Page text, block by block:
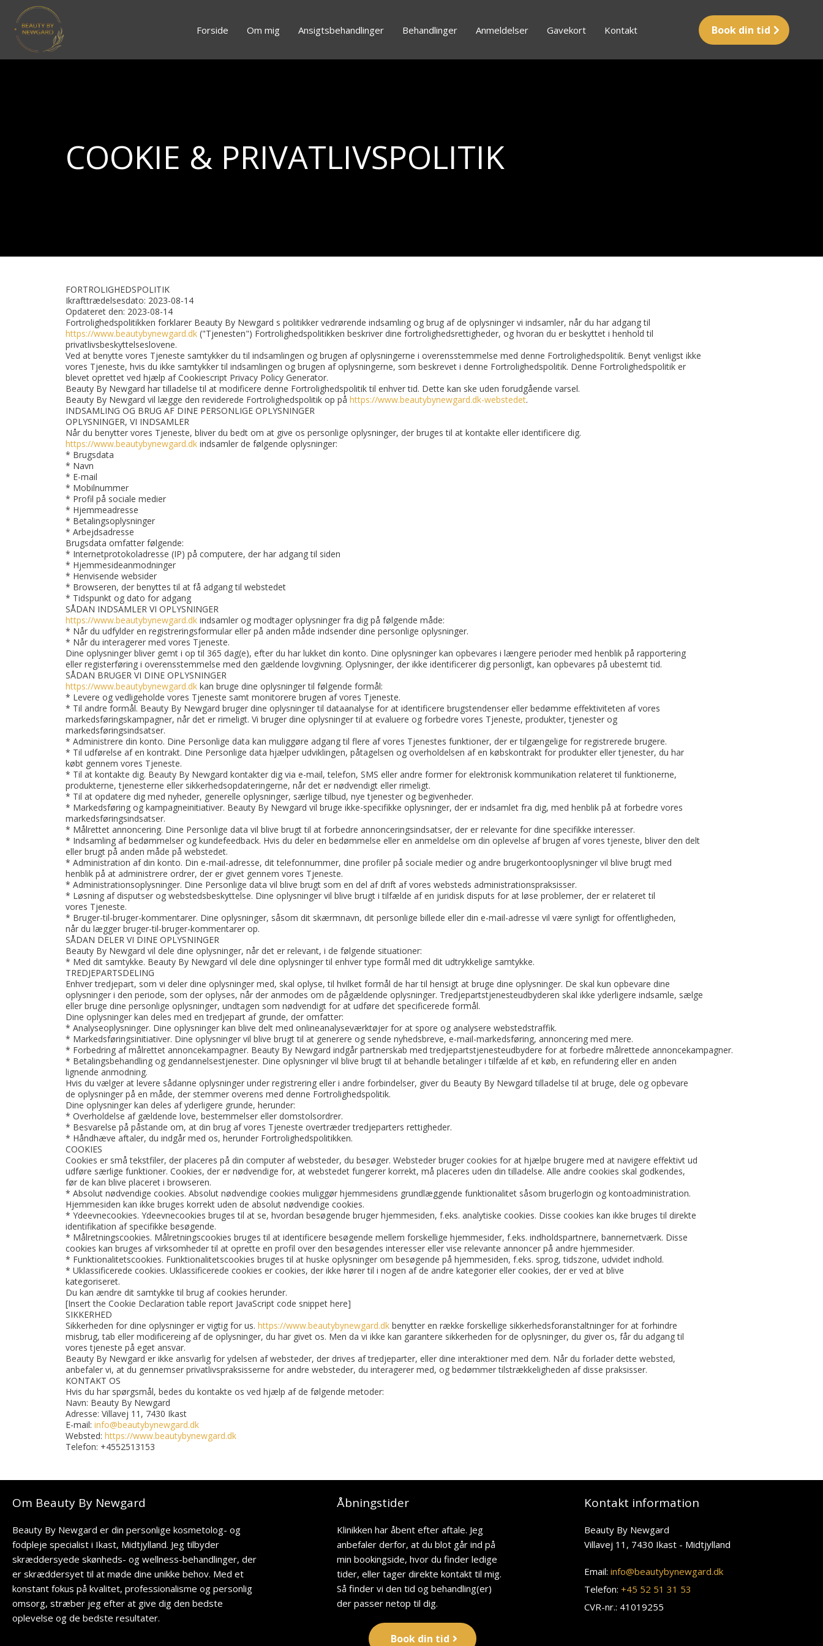
Forside Om mig Ansigtsbehandlinger Behandlinger Anmeldelser Gavekort Kontakt Book din tid
COOKIE & PRIVATLIVSPOLITIK
FORTROLIGHEDSPOLITIK
Ikrafttrædelsesdato: 2023-08-14
Opdateret den: 2023-08-14
Fortrolighedspolitikken forklarer Beauty By Newgard s politikker vedrørende indsamling og brug af de oplysninger vi indsamler, når du har adgang til
https://www.beautybynewgard.dk ("Tjenesten") Fortrolighedspolitikken beskriver dine fortrolighedsrettigheder, og hvoran du er beskyttet i henhold til
privatlivsbeskyttelseslovene.
Ved at benytte vores Tjeneste samtykker du til indsamlingen og brugen af oplysningerne i overensstemmelse med denne Fortrolighedspolitik. Benyt venligst ikke
vores Tjeneste, hvis du ikke samtykker til indsamlingen og brugen af oplysningerne, som beskrevet i denne Fortrolighedspolitik. Denne Fortrolighedspolitik er
blevet oprettet ved hjælp af Cookiescript Privacy Policy Generator.
Beauty By Newgard har tilladelse til at modificere denne Fortrolighedspolitik til enhver tid. Dette kan ske uden forudgående varsel.
Beauty By Newgard vil lægge den reviderede Fortrolighedspolitik op på https://www.beautybynewgard.dk-webstedet.
INDSAMLING OG BRUG AF DINE PERSONLIGE OPLYSNINGER
OPLYSNINGER, VI INDSAMLER
Når du benytter vores Tjeneste, bliver du bedt om at give os personlige oplysninger, der bruges til at kontakte eller identificere dig.
https://www.beautybynewgard.dk indsamler de følgende oplysninger:
* Brugsdata
* Navn
* E-mail
* Mobilnummer
* Profil på sociale medier
* Hjemmeadresse
* Betalingsoplysninger
* Arbejdsadresse
Brugsdata omfatter følgende:
* Internetprotokoladresse (IP) på computere, der har adgang til siden
* Hjemmesideanmodninger
* Henvisende websider
* Browseren, der benyttes til at få adgang til webstedet
* Tidspunkt og dato for adgang
SÅDAN INDSAMLER VI OPLYSNINGER
https://www.beautybynewgard.dk indsamler og modtager oplysninger fra dig på følgende måde:
* Når du udfylder en registreringsformular eller på anden måde indsender dine personlige oplysninger.
* Når du interagerer med vores Tjeneste.
Dine oplysninger bliver gemt i op til 365 dag(e), efter du har lukket din konto. Dine oplysninger kan opbevares i længere perioder med henblik på rapportering
eller registerføring i overensstemmelse med den gældende lovgivning. Oplysninger, der ikke identificerer dig personligt, kan opbevares på ubestemt tid.
SÅDAN BRUGER VI DINE OPLYSNINGER
https://www.beautybynewgard.dk kan bruge dine oplysninger til følgende formål:
* Levere og vedligeholde vores Tjeneste samt monitorere brugen af vores Tjeneste.
* Til andre formål. Beauty By Newgard bruger dine oplysninger til dataanalyse for at identificere brugstendenser eller bedømme effektiviteten af vores
markedsføringskampagner, når det er rimeligt. Vi bruger dine oplysninger til at evaluere og forbedre vores Tjeneste, produkter, tjenester og
markedsføringsindsatser.
* Administrere din konto. Dine Personlige data kan muliggøre adgang til flere af vores Tjenestes funktioner, der er tilgængelige for registrerede brugere.
* Til udførelse af en kontrakt. Dine Personlige data hjælper udviklingen, påtagelsen og overholdelsen af en købskontrakt for produkter eller tjenester, du har
købt gennem vores Tjeneste.
* Til at kontakte dig. Beauty By Newgard kontakter dig via e-mail, telefon, SMS eller andre former for elektronisk kommunikation relateret til funktionerne,
produkterne, tjenesterne eller sikkerhedsopdateringerne, når det er nødvendigt eller rimeligt.
* Til at opdatere dig med nyheder, generelle oplysninger, særlige tilbud, nye tjenester og begivenheder.
* Markedsføring og kampagneinitiativer. Beauty By Newgard vil bruge ikke-specifikke oplysninger, der er indsamlet fra dig, med henblik på at forbedre vores
markedsføringsindsatser.
* Målrettet annoncering. Dine Personlige data vil blive brugt til at forbedre annonceringsindsatser, der er relevante for dine specifikke interesser.
* Indsamling af bedømmelser og kundefeedback. Hvis du deler en bedømmelse eller en anmeldelse om din oplevelse af brugen af vores tjeneste, bliver den delt
eller brugt på anden måde på webstedet.
* Administration af din konto. Din e-mail-adresse, dit telefonnummer, dine profiler på sociale medier og andre brugerkontooplysninger vil blive brugt med
henblik på at administrere ordrer, der er givet gennem vores Tjeneste.
* Administrationsoplysninger. Dine Personlige data vil blive brugt som en del af drift af vores websteds administrationspraksisser.
* Løsning af disputser og webstedsbeskyttelse. Dine oplysninger vil blive brugt i tilfælde af en juridisk disputs for at løse problemer, der er relateret til
vores Tjeneste.
* Bruger-til-bruger-kommentarer. Dine oplysninger, såsom dit skærmnavn, dit personlige billede eller din e-mail-adresse vil være synligt for offentligheden,
når du lægger bruger-til-bruger-kommentarer op.
SÅDAN DELER VI DINE OPLYSNINGER
Beauty By Newgard vil dele dine oplysninger, når det er relevant, i de følgende situationer:
* Med dit samtykke. Beauty By Newgard vil dele dine oplysninger til enhver type formål med dit udtrykkelige samtykke.
TREDJEPARTSDELING
Enhver tredjepart, som vi deler dine oplysninger med, skal oplyse, til hvilket formål de har til hensigt at bruge dine oplysninger. De skal kun opbevare dine
oplysninger i den periode, som der oplyses, når der anmodes om de pågældende oplysninger. Tredjepartstjenesteudbyderen skal ikke yderligere indsamle, sælge
eller bruge dine personlige oplysninger, undtagen som nødvendigt for at udføre det specificerede formål.
Dine oplysninger kan deles med en tredjepart af grunde, der omfatter:
* Analyseoplysninger. Dine oplysninger kan blive delt med onlineanalyseværktøjer for at spore og analysere webstedstraffik.
* Markedsføringsinitiativer. Dine oplysninger vil blive brugt til at generere og sende nyhedsbreve, e-mail-markedsføring, annoncering med mere.
* Forbedring af målrettet annoncekampagner. Beauty By Newgard indgår partnerskab med tredjepartstjenesteudbydere for at forbedre målrettede annoncekampagner.
* Betalingsbehandling og gendannelsestjenester. Dine oplysninger vil blive brugt til at behandle betalinger i tilfælde af et køb, en refundering eller en anden
lignende anmodning.
Hvis du vælger at levere sådanne oplysninger under registrering eller i andre forbindelser, giver du Beauty By Newgard tilladelse til at bruge, dele og opbevare
de oplysninger på en måde, der stemmer overens med denne Fortrolighedspolitik.
Dine oplysninger kan deles af yderligere grunde, herunder:
* Overholdelse af gældende love, bestemmelser eller domstolsordrer.
* Besvarelse på påstande om, at din brug af vores Tjeneste overtræder tredjeparters rettigheder.
* Håndhæve aftaler, du indgår med os, herunder Fortrolighedspolitikken.
COOKIES
Cookies er små tekstfiler, der placeres på din computer af websteder, du besøger. Websteder bruger cookies for at hjælpe brugere med at navigere effektivt ud
udføre særlige funktioner. Cookies, der er nødvendige for, at webstedet fungerer korrekt, må placeres uden din tilladelse. Alle andre cookies skal godkendes,
før de kan blive placeret i browseren.
* Absolut nødvendige cookies. Absolut nødvendige cookies muliggør hjemmesidens grundlæggende funktionalitet såsom brugerlogin og kontoadministration.
Hjemmesiden kan ikke bruges korrekt uden de absolut nødvendige cookies.
* Ydeevnecookies. Ydeevnecookies bruges til at se, hvordan besøgende bruger hjemmesiden, f.eks. analytiske cookies. Disse cookies kan ikke bruges til direkte
identifikation af specifikke besøgende.
* Målretningscookies. Målretningscookies bruges til at identificere besøgende mellem forskellige hjemmesider, f.eks. indholdspartnere, bannernetværk. Disse
cookies kan bruges af virksomheder til at oprette en profil over den besøgendes interesser eller vise relevante annoncer på andre hjemmesider.
* Funktionalitetscookies. Funktionalitetscookies bruges til at huske oplysninger om besøgende på hjemmesiden, f.eks. sprog, tidszone, udvidet indhold.
* Uklassificerede cookies. Uklassificerede cookies er cookies, der ikke hører til i nogen af de andre kategorier eller cookies, der er ved at blive
kategoriseret.
Du kan ændre dit samtykke til brug af cookies herunder.
[Insert the Cookie Declaration table report JavaScript code snippet here]
SIKKERHED
Sikkerheden for dine oplysninger er vigtig for us. https://www.beautybynewgard.dk benytter en række forskellige sikkerhedsforanstaltninger for at forhindre
misbrug, tab eller modificereing af de oplysninger, du har givet os. Men da vi ikke kan garantere sikkerheden for de oplysninger, du giver os, får du adgang til
vores tjeneste på eget ansvar.
Beauty By Newgard er ikke ansvarlig for ydelsen af websteder, der drives af tredjeparter, eller dine interaktioner med dem. Når du forlader dette websted,
anbefaler vi, at du gennemser privatlivspraksisserne for andre websteder, du interagerer med, og bedømmer tilstrækkeligheden af disse praksisser.
KONTAKT OS
Hvis du har spørgsmål, bedes du kontakte os ved hjælp af de følgende metoder:
Navn: Beauty By Newgard
Adresse: Villavej 11, 7430 Ikast
E-mail: info@beautybynewgard.dk
Websted: https://www.beautybynewgard.dk
Telefon: +4552513153
Om Beauty By Newgard
Beauty By Newgard er din personlige kosmetolog- og
fodpleje specialist i Ikast, Midtjylland. Jeg tilbyder
skræddersyede skønheds- og wellness-behandlinger, der
er skræddersyet til at møde dine unikke behov. Med et
konstant fokus på kvalitet, professionalisme og personlig
omsorg, stræber jeg efter at give dig den bedste
oplevelse og de bedste resultater.
Åbningstider
Klinikken har åbent efter aftale. Jeg
anbefaler derfor, at du blot går ind på
min bookingside, hvor du finder ledige
tider, eller tager direkte kontakt til mig.
Så finder vi den tid og behandling(er)
der passer netop til dig.
Book din tid
Kontakt information
Beauty By Newgard
Villavej 11, 7430 Ikast - Midtjylland
Email:info@beautybynewgard.dk
Telefon:+45 52 51 31 53
CVR-nr.: 41019255